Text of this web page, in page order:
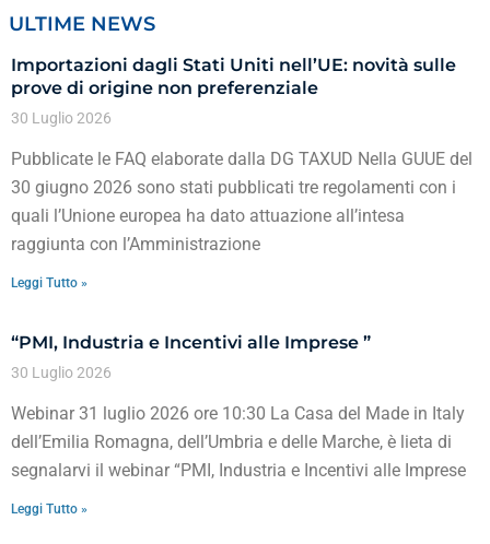
ULTIME NEWS
Importazioni dagli Stati Uniti nell’UE: novità sulle
prove di origine non preferenziale
30 Luglio 2026
Pubblicate le FAQ elaborate dalla DG TAXUD Nella GUUE del
30 giugno 2026 sono stati pubblicati tre regolamenti con i
quali l’Unione europea ha dato attuazione all’intesa
raggiunta con l’Amministrazione
Leggi Tutto »
“PMI, Industria e Incentivi alle Imprese ”
30 Luglio 2026
Webinar 31 luglio 2026 ore 10:30 La Casa del Made in Italy
dell’Emilia Romagna, dell’Umbria e delle Marche, è lieta di
segnalarvi il webinar “PMI, Industria e Incentivi alle Imprese
Leggi Tutto »